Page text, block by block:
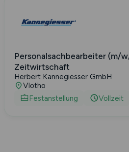
Personalsachbearbeiter (m/
Zeitwirtschaft
Herbert Kannegiesser GmbH
Vlotho
Festanstellung
Vollzeit